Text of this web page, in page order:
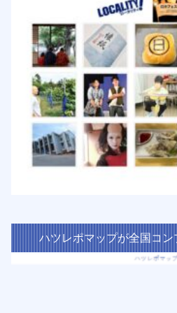
ハツレポマップが全国コン